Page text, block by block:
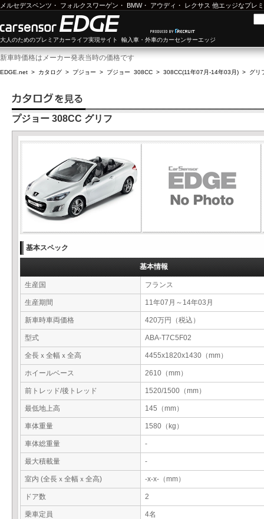
メルセデスベンツ ・ フォルクスワーゲン ・ BMW・ アウディ ・ レクサス 他エッジなプレ
大人のためのプレミアカーライフ実現サイト 輸入車・外車のカーセンサーエッジ
新車時価格はメーカー発表当時の価格です
EDGE.net > カタログ > プジョー > プジョー 308CC > 308CC(11年07月-14年03月) > グリ
プジョー 308CC グリフ
基本スペック
基本情報
生産国 フランス
生産期間 11年07月～14年03月
新車時車両価格 420万円（税込）
型式 ABA-T7C5F02
全長ｘ全幅ｘ全高 4455x1820x1430（mm）
ホイールベース 2610（mm）
前トレッド/後トレッド 1520/1500（mm）
最低地上高 145（mm）
車体重量 1580（kg）
車体総重量 -
最大積載量 -
室内 (全長ｘ全幅ｘ全高) -x-x-（mm）
ドア数 2
乗車定員 4名